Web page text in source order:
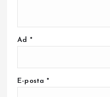
Ad *
E-posta*